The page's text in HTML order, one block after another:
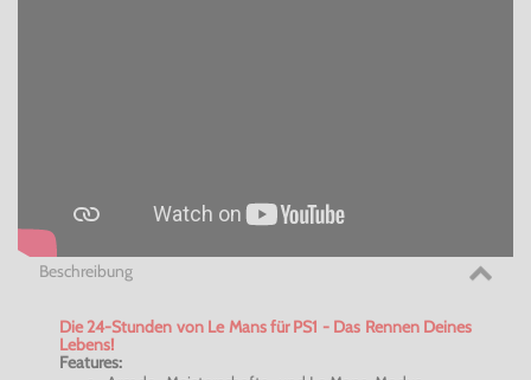
Beschreibung
Die 24-Stunden von Le Mans für PS1 - Das Rennen Deines
Lebens!
Features: